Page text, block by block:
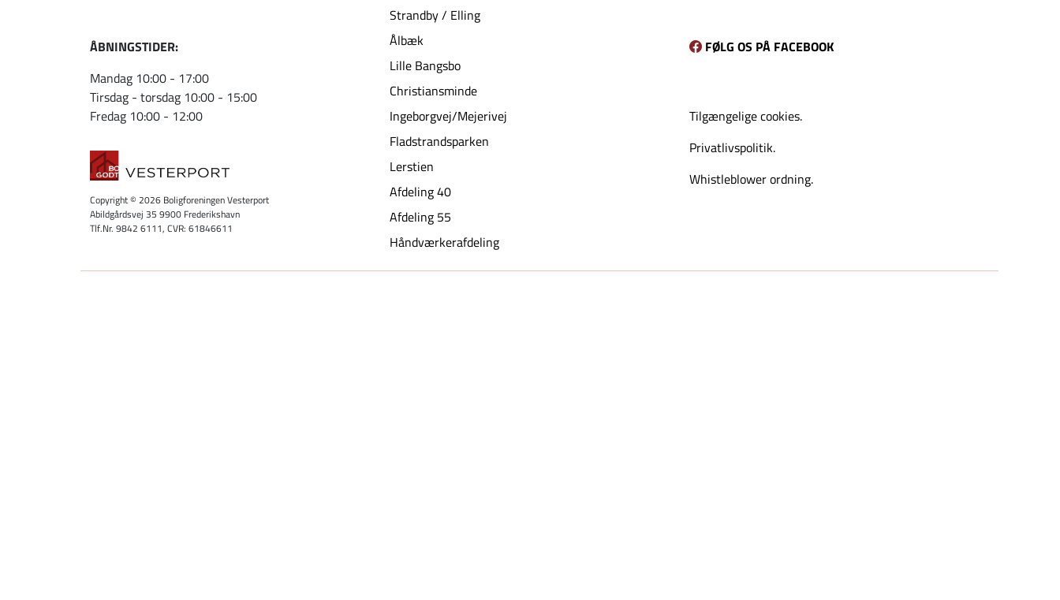
ÅBNINGSTIDER:
Mandag 10:00 - 17:00
Tirsdag - torsdag 10:00 - 15:00
Fredag 10:00 - 12:00
Copyright © 2026 Boligforeningen Vesterport
Abildgårdsvej 35 9900 Frederikshavn
Tlf.Nr. 9842 6111, CVR: 61846611
Strandby / Elling
Ålbæk
Lille Bangsbo
Christiansminde
Ingeborgvej/Mejerivej
Fladstrandsparken
Lerstien
Afdeling 40
Afdeling 55
Håndværkerafdeling
FØLG OS PÅ FACEBOOK
Tilgængelige cookies.
Privatlivspolitik.
Whistleblower ordning.